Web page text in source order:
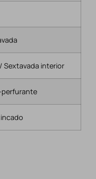
Sextavada interior